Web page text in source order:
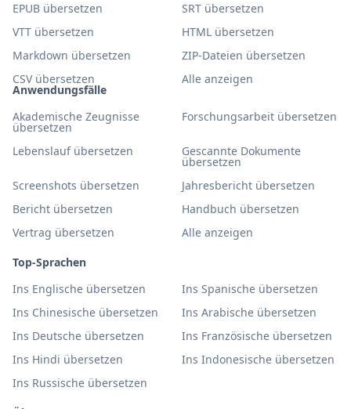
Anwendungsfälle
Akademische Zeugnisse
übersetzen
Forschungsarbeit übersetzen
Lebenslauf übersetzen Gescannte Dokumente
übersetzen
Screenshots übersetzen
Jahresbericht übersetzen
Bericht übersetzen
Handbuch übersetzen
Vertrag übersetzen
Alle anzeigen
Top-Sprachen
Ins Englische übersetzen
Ins Spanische übersetzen
Ins Chinesische übersetzen
Ins Arabische übersetzen
Ins Deutsche übersetzen
Ins Französische übersetzen
Ins Hindi übersetzen
Ins Indonesische übersetzen
Ins Russische übersetzen
EPUB übersetzen
SRT übersetzen
VTT übersetzen
HTML übersetzen
Markdown übersetzen
ZIP-Dateien übersetzen
CSV übersetzen
Alle anzeigen